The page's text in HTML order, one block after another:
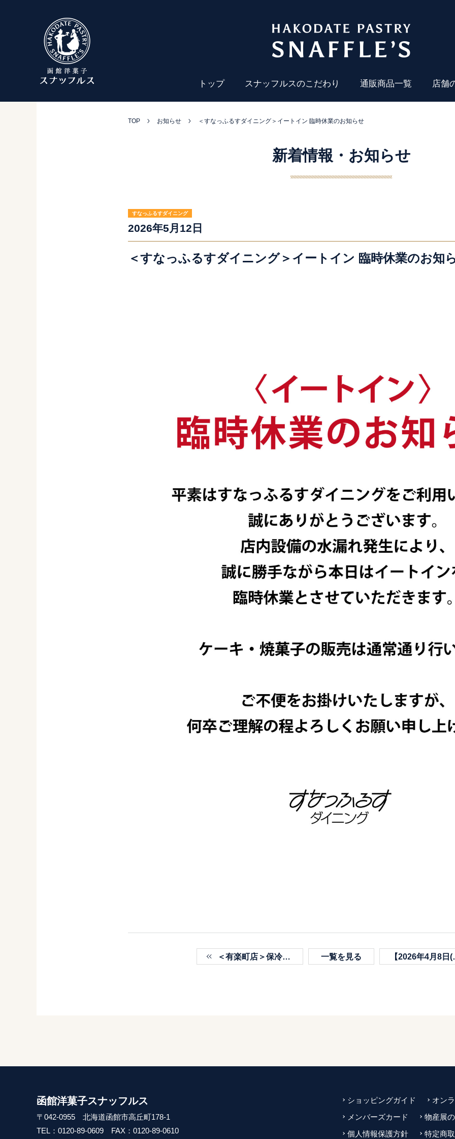
トップ スナッフルスのこだわり 通販商品一覧 店舗
TOP お知らせ ＜すなっふるすダイニング＞イートイン 臨時休業のお知らせ
新着情報・お知らせ
すなっふるすダイニング
2026年5月12日
＜すなっふるすダイニング＞イートイン 臨時休業のお知
＜有楽町店＞保冷バッグプレゼントキャンペーン！【5/13(水)〜26(火)】 【2026年4月8日(水)】＜イートイン・テイクアウト＞臨時休業のお知らせ
一覧を見る
函館洋菓子スナッフルス
〒042-0955 北海道函館市高丘町178-1
TEL：0120-89-0609
FAX：0120-89-0610
ショッピングガイド
オン
メンバーズカード
物産展
個人情報保護方針
特定商